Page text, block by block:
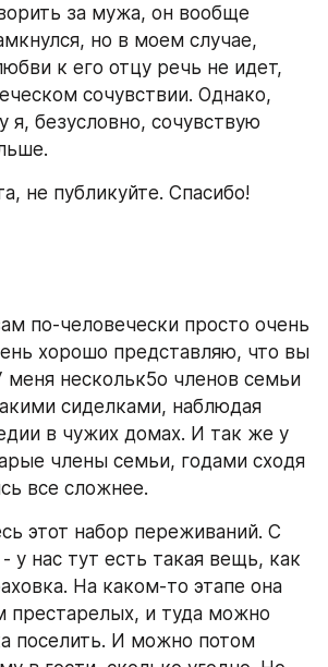
за мужа, он вообще
но в моем случае,
к его отцу речь не идет,
сочувствии. Однако,
безусловно, сочувствую
не публикуйте. Спасибо!
по-человечески просто очень
хорошо представляю, что вы
меня нескольк5о членов семьи
сиделками, наблюдая
в чужих домах. И так же у
члены семьи, годами сходя
все сложнее.
этот набор переживаний. С
у нас тут есть такая вещь, как
На каком-то этапе она
престарелых, и туда можно
поселить. И можно потом